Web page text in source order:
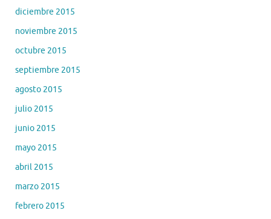
diciembre 2015
noviembre 2015
octubre 2015
septiembre 2015
agosto 2015
julio 2015
junio 2015
mayo 2015
abril 2015
marzo 2015
febrero 2015